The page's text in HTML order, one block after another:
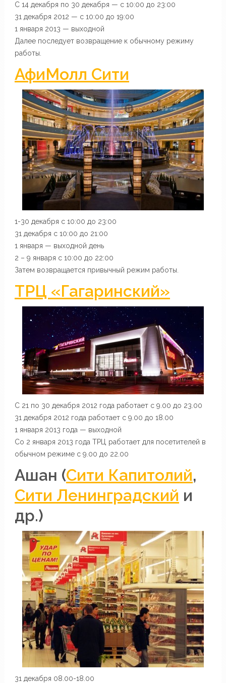
С 14 декабря по 30 декабря — с 10:00 до 23:00
31 декабря 2012 — с 10:00 до 19:00
1 января 2013 — выходной
Далее последует возвращение к обычному режиму
работы.
АфиМолл Сити
1-30 декабря с 10:00 до 23:00
31 декабря с 10:00 до 21:00
1 января — выходной день
2 – 9 января с 10:00 до 22:00
Затем возвращается привычный режим работы.
ТРЦ «Гагаринский»
С 21 по 30 декабря 2012 года работает с 9.00 до 23.00
31 декабря 2012 года работает с 9.00 до 18.00
1 января 2013 года — выходной
Со 2 января 2013 года ТРЦ работает для посетителей в
обычном режиме с 9.00 до 22.00
Ашан (Сити Капитолий,
Сити Ленинградский и
др.)
31 декабря 08.00-18.00